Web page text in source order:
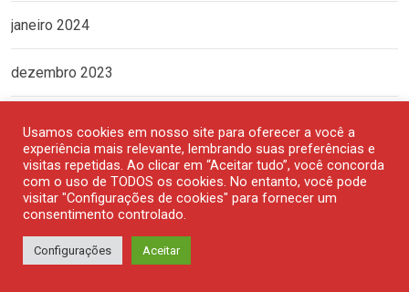
janeiro 2024
dezembro 2023
outubro 2023
setembro 2023
agosto 2023
Usamos cookies em nosso site para oferecer a você a
experiência mais relevante, lembrando suas preferências e
visitas repetidas. Ao clicar em “Aceitar tudo”, você concorda
com o uso de TODOS os cookies. No entanto, você pode
visitar "Configurações de cookies" para fornecer um
consentimento controlado.
Configurações Aceitar